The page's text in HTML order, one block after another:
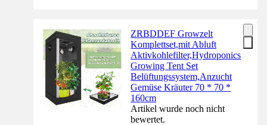
ZRBDDEF Growzelt
Komplettset,mit Abluft
Aktivkohlefilter,Hydroponics
Growing Tent Set
Belüftungssystem,Anzucht
Gemüse Kräuter 70 * 70 *
160cm
Artikel wurde noch nicht
bewertet.